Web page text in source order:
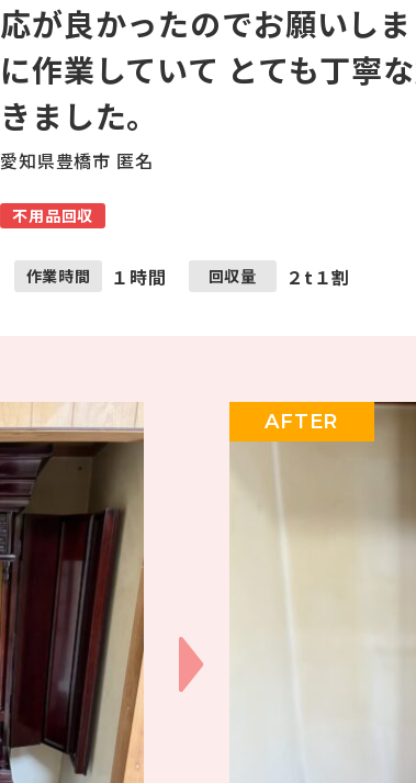
応が良かったのでお願いし
に作業していて とても丁寧
きました。
愛知県豊橋市 匿名
不用品回収
作業時間 １時間 回収量 ２t１割